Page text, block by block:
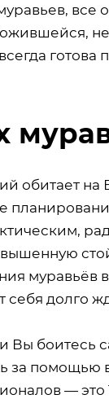
все
готова
обитает
муравьёв
себя долго
Вы боитесь
за
— это